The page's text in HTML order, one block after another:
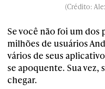
(Crédito:
Se você não foi um
milhões de usuários
vários de seus
se apoquente. Sua vez,
chegar.